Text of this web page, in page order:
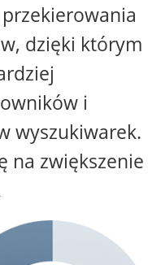
przekierowania
dzięki którym
i
wyszukiwarek.
na zwiększenie